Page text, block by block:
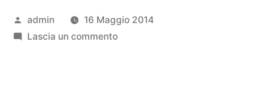
Pubblicato
da
admin
16 Maggio 2014
Lascia un commentosu